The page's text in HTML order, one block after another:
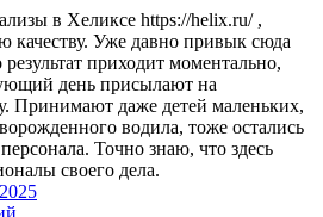
в Хеликсе https://helix.ru/ ,
качеству. Уже давно привык сюда
приходит моментально,
день присылают на
Принимают даже детей маленьких,
водила, тоже остались
Точно знаю, что здесь
своего дела.